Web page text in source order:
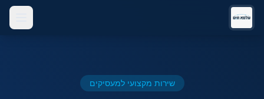
שירות מקצועי למעסיקים